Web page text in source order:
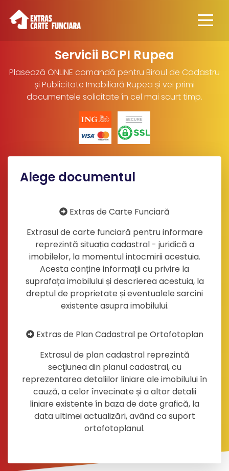
Servicii BCPI Rupea
Plasează ONLINE comandă pentru Biroul de Cadastru
și Publicitate Imobiliară Rupea și vei primi
documentele solicitate în cel mai scurt timp.
Alege documentul
Extras de Carte Funciară
Extrasul de carte funciară pentru informare
reprezintă situația cadastral - juridică a
imobilelor, la momentul intocmirii acestuia.
Acesta conține informații cu privire la
suprafața imobilului și descrierea acestuia, la
dreptul de proprietate și eventualele sarcini
existente asupra imobilului.
Extras de Plan Cadastral pe Ortofotoplan
Extrasul de plan cadastral reprezintă
secţiunea din planul cadastral, cu
reprezentarea detaliilor liniare ale imobilului în
cauză, a celor învecinate și a altor detalii
liniare existente în baza de date grafică, la
data ultimei actualizări, având ca suport
ortofotoplanul.